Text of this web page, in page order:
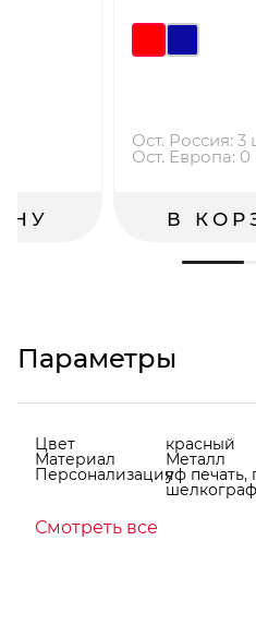
Ост. Россия: 3
Ост. Европа: 0
В
Параметры
Цвет красный
Материал Металл
Персонализацияуф печать,
Смотреть все